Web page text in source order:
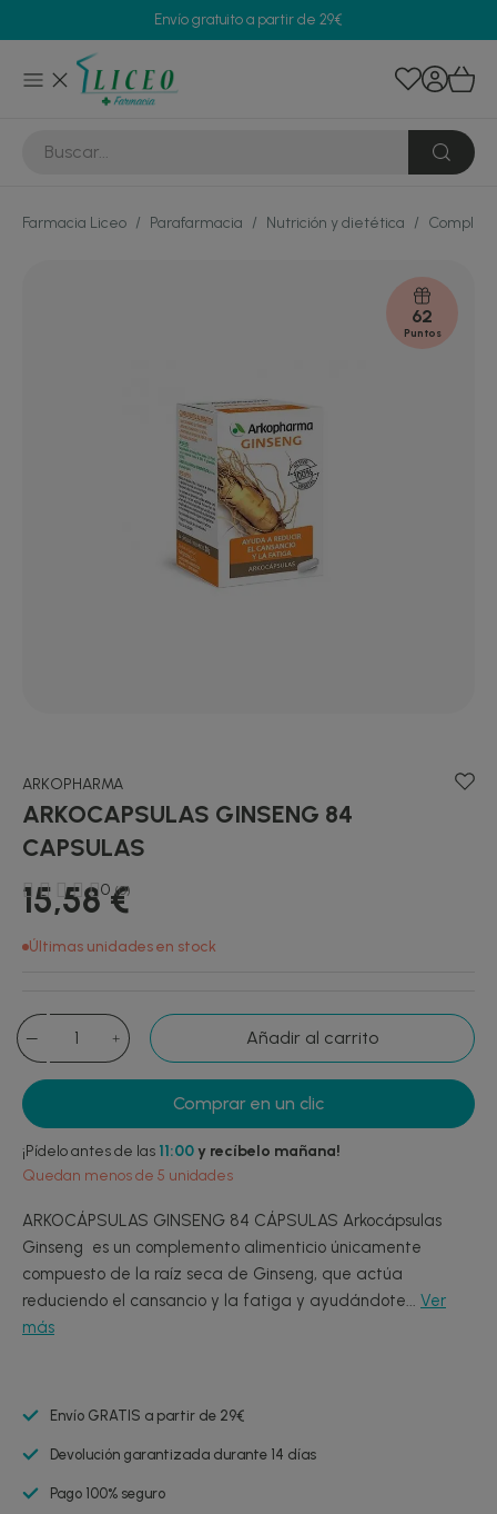
Envío gratuito a partir de 29€
Farmacia Liceo / Parafarmacia / Nutrición y dietética /
62
Puntos
ARKOPHARMA
ARKOCAPSULAS GINSENG 84
CAPSULAS
15,58 €
0 (0)
Últimas unidades en stock
Añadir al carrito
Comprar en un clic
¡Pídelo antes de las 11:00y recíbelo mañana!
Quedan menos de 5 unidades
ARKOCÁPSULAS GINSENG 84 CÁPSULAS Arkocápsulas
Ginseng es un complemento alimenticio únicamente
compuesto de la raíz seca de Ginseng, que actúa
reduciendo el cansancio y la fatiga y ayudándote... Ver
más
Envío GRATIS a partir de 29€
Devolución garantizada durante 14 días
Pago 100% seguro